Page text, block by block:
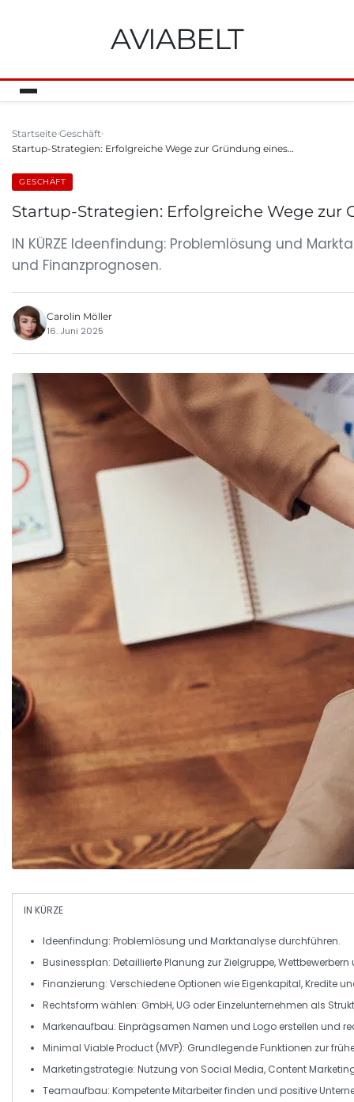
AVIABELT
Startseite Geschäft
Startup-Strategien: Erfolgreiche Wege zur Gründung eines…
GESCHÄFT
Startup-Strategien: Erfolgreiche Wege
IN KÜRZE Ideenfindung: Problemlösung und
und Finanzprognosen.
Carolin Möller
16. Juni 2025
IN KÜRZE
Ideenfindung: Problemlösung und Marktanalyse durchführen.
Businessplan: Detaillierte Planung zur Zielgruppe,
Finanzierung: Verschiedene Optionen wieEigenkapital, Kredite
Rechtsform wählen: GmbH, UG oder Einzelunternehmen als
Markenaufbau: Einprägsamen Namen und Logo erstellen und
Minimal Viable Product (MVP): Grundlegende Funktionen zur
Marketingstrategie: Nutzung von Social Media, Content
Teamaufbau: Kompetente Mitarbeiter finden und positive